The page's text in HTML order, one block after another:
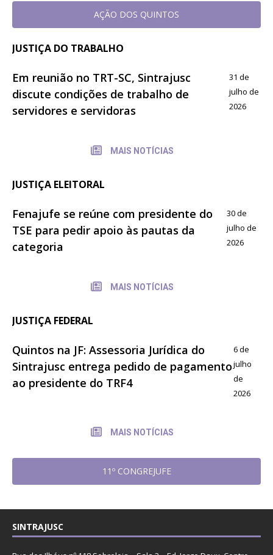
AÇÃO DOS QUINTOS
JUSTIÇA DO TRABALHO
Em reunião no TRT-SC, Sintrajusc
discute condições de trabalho de
servidores e servidoras
31 de
julho de
2026
MAIS NOTÍCIAS
JUSTIÇA ELEITORAL
Fenajufe se reúne com presidente do
TSE para pedir apoio às pautas da
categoria
30 de
julho de
2026
MAIS NOTÍCIAS
JUSTIÇA FEDERAL
Quintos na JF: Assessoria Jurídica do
Sintrajusc entrega pedido de pagamento
ao presidente do TRF4
6 de
julho
de
2026
MAIS NOTÍCIAS
11º CONGREJUFE
SINTRAJUSC